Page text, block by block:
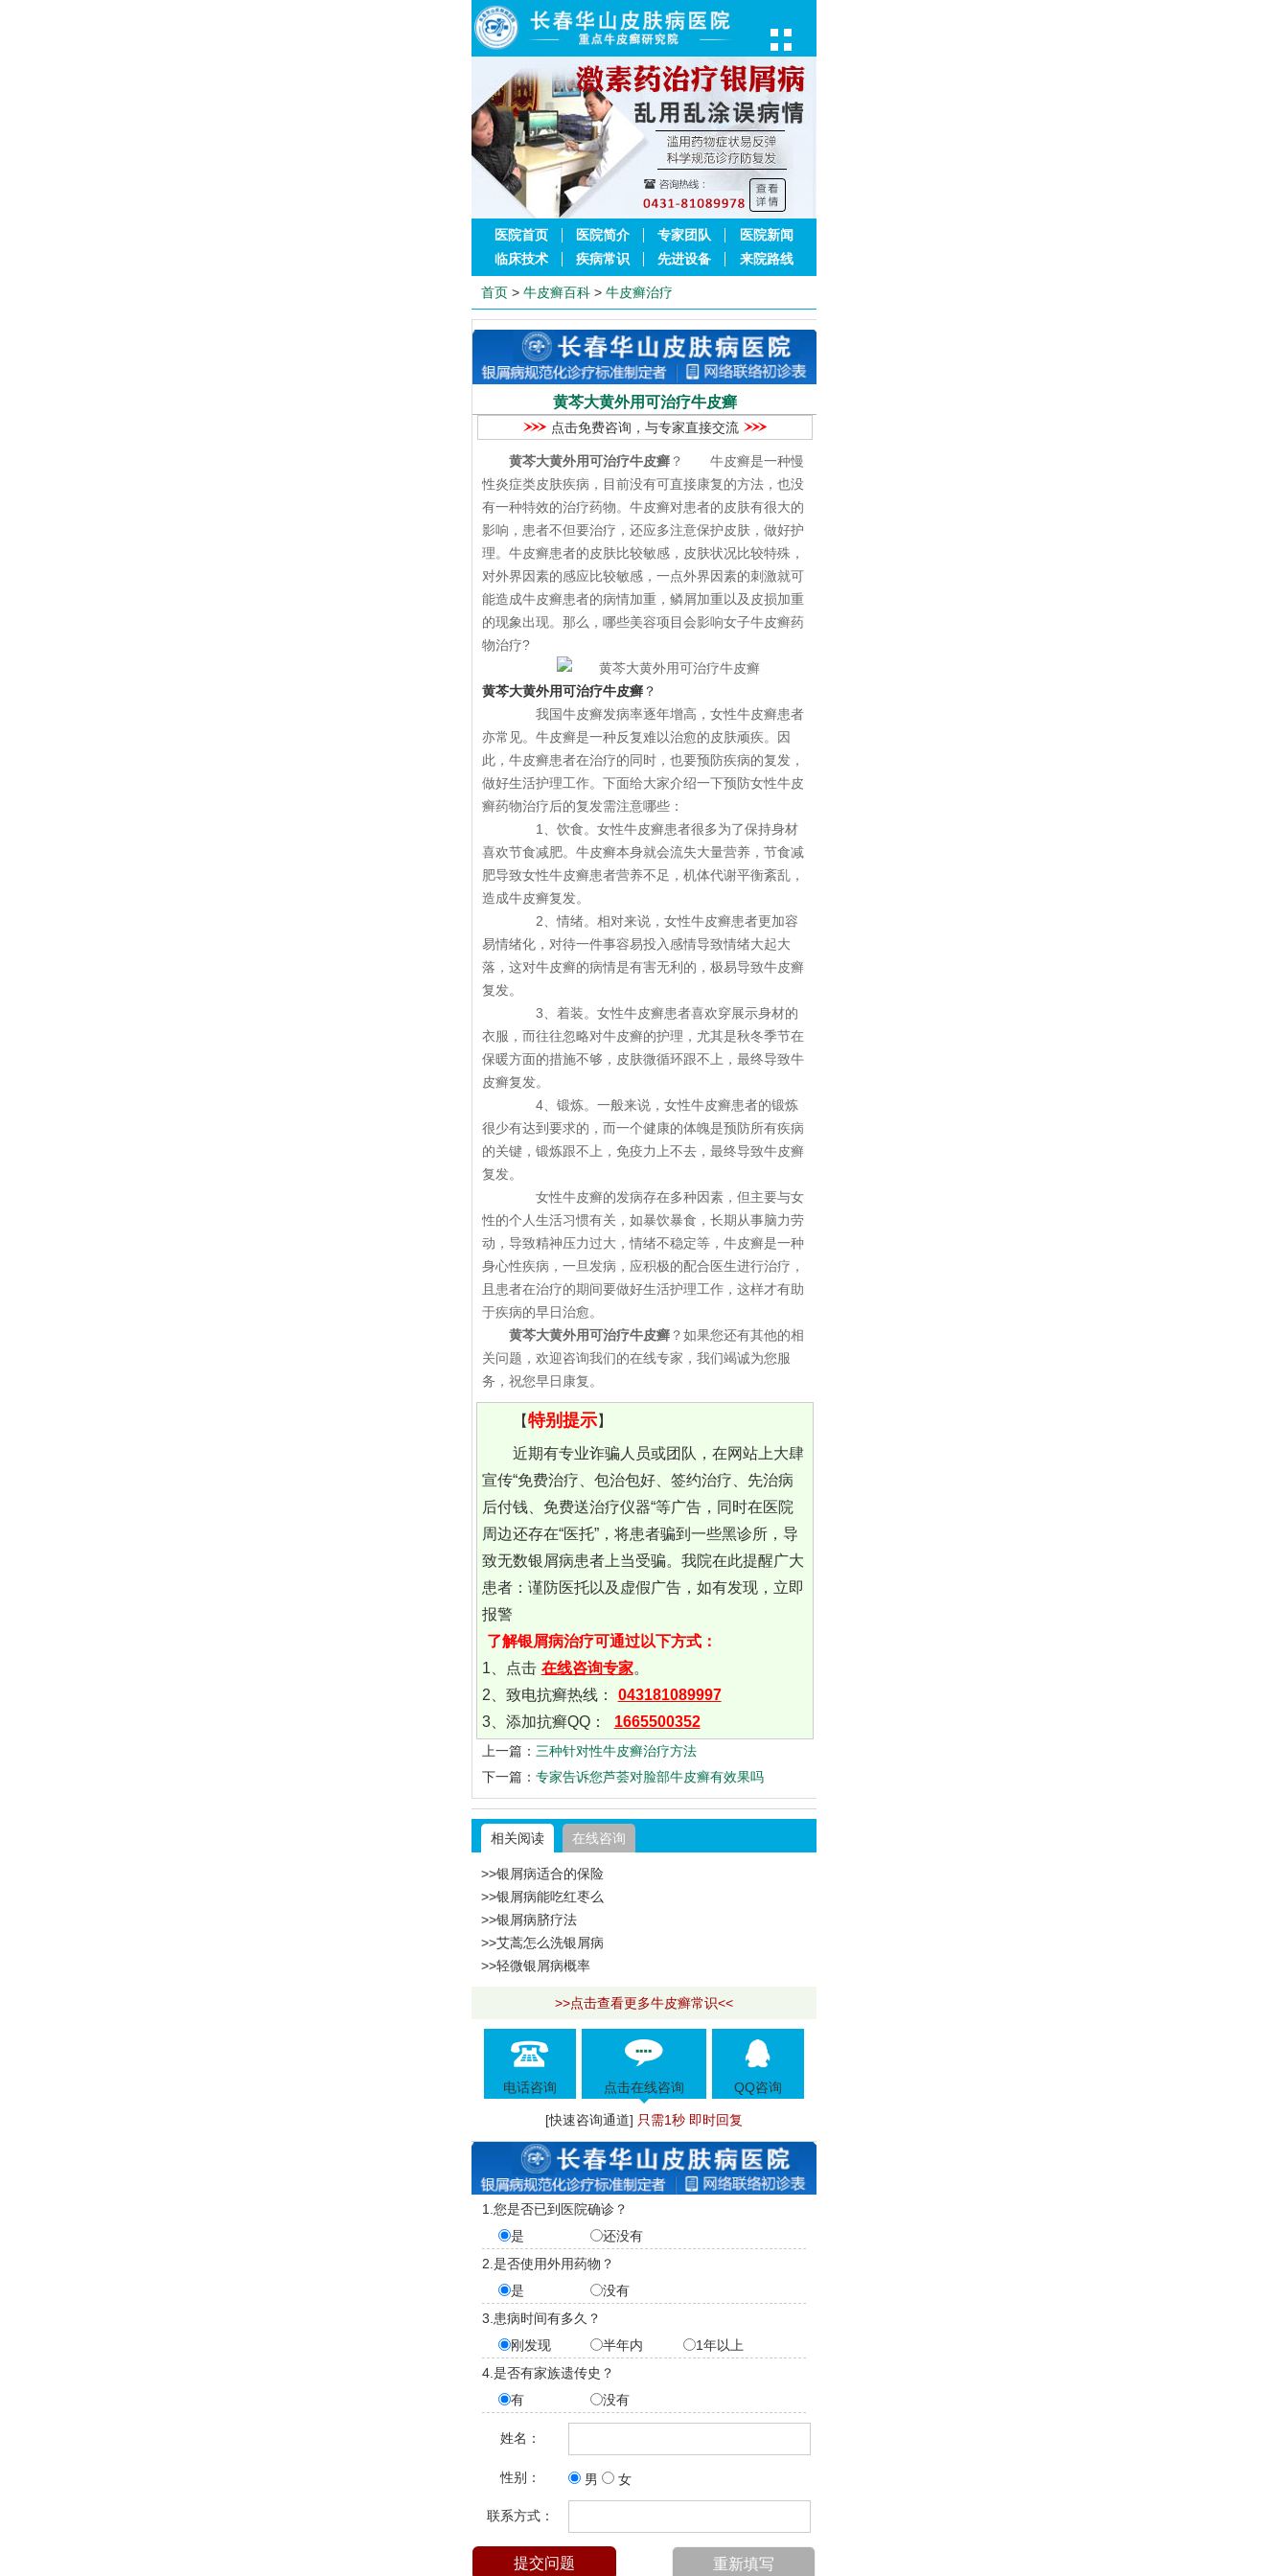
医院首页 医院简介 专家团队
医院新闻
临床技术
疾病常识 先进设备 来院路线
首页 > 牛皮癣百科 > 牛皮癣治疗
黄芩大黄外用可治疗牛皮癣
点击免费咨询，与专家直接交流
黄芩大黄外用可治疗牛皮癣 ？ 牛皮癣是一种慢
性炎症类皮肤疾病，目前没有可直接康复的方法，也没
有一种特效的治疗药物。牛皮癣对患者的皮肤有很大的
影响，患者不但要治疗，还应多注意保护皮肤，做好护
理。牛皮癣患者的皮肤比较敏感，皮肤状况比较特殊，
对外界因素的感应比较敏感，一点外界因素的刺激就可
能造成牛皮癣患者的病情加重，鳞屑加重以及皮损加重
的现象出现。那么，哪些美容项目会影响女子牛皮癣药
物治疗?
黄芩大黄外用可治疗牛皮癣 ？
我国牛皮癣发病率逐年增高，女性牛皮癣患者
亦常见。牛皮癣是一种反复难以治愈的皮肤顽疾。因
此，牛皮癣患者在治疗的同时，也要预防疾病的复发，
做好生活护理工作。下面给大家介绍一下预防女性牛皮
癣药物治疗后的复发需注意哪些：
1、饮食。女性牛皮癣患者很多为了保持身材
喜欢节食减肥。牛皮癣本身就会流失大量营养，节食减
肥导致女性牛皮癣患者营养不足，机体代谢平衡紊乱，
造成牛皮癣复发。
2、情绪。相对来说，女性牛皮癣患者更加容
易情绪化，对待一件事容易投入感情导致情绪大起大
落，这对牛皮癣的病情是有害无利的，极易导致牛皮癣
复发。
3、着装。女性牛皮癣患者喜欢穿展示身材的
衣服，而往往忽略对牛皮癣的护理，尤其是秋冬季节在
保暖方面的措施不够，皮肤微循环跟不上，最终导致牛
皮癣复发。
4、锻炼。一般来说，女性牛皮癣患者的锻炼
很少有达到要求的，而一个健康的体魄是预防所有疾病
的关键，锻炼跟不上，免疫力上不去，最终导致牛皮癣
复发。
女性牛皮癣的发病存在多种因素，但主要与女
性的个人生活习惯有关，如暴饮暴食，长期从事脑力劳
动，导致精神压力过大，情绪不稳定等，牛皮癣是一种
身心性疾病，一旦发病，应积极的配合医生进行治疗，
且患者在治疗的期间要做好生活护理工作，这样才有助
于疾病的早日治愈。
黄芩大黄外用可治疗牛皮癣 ？如果您还有其他的相
关问题，欢迎咨询我们的在线专家，我们竭诚为您服
务，祝您早日康复。
【特别提示】
近期有专业诈骗人员或团队，在网站上大肆
宣传“免费治疗、包治包好、签约治疗、先治病
后付钱、免费送治疗仪器“等广告，同时在医院
周边还存在“医托”，将患者骗到一些黑诊所，导
致无数银屑病患者上当受骗。我院在此提醒广大
患者：谨防医托以及虚假广告，如有发现，立即
报警
了解银屑病治疗可通过以下方式：
1、点击 在线咨询专家。
2、致电抗癣热线：
043181089997
3、添加抗癣QQ：
1665500352
上一篇： 三种针对性牛皮癣治疗方法
下一篇： 专家告诉您芦荟对脸部牛皮癣有效果吗
相关阅读 在线咨询
>>银屑病适合的保险
>>银屑病能吃红枣么
>>银屑病脐疗法
>>艾蒿怎么洗银屑病
>>轻微银屑病概率
>>点击查看更多牛皮癣常识<<
电话咨询 点击在线咨询 QQ咨询
[快速咨询通道] 只需1秒 即时回复
1.您是否已到医院确诊？
是
还没有
2.是否使用外用药物？
是
没有
3.患病时间有多久？
刚发现
半年内
1年以上
4.是否有家族遗传史？
有
没有
姓名：
性别： 男 女
联系方式：